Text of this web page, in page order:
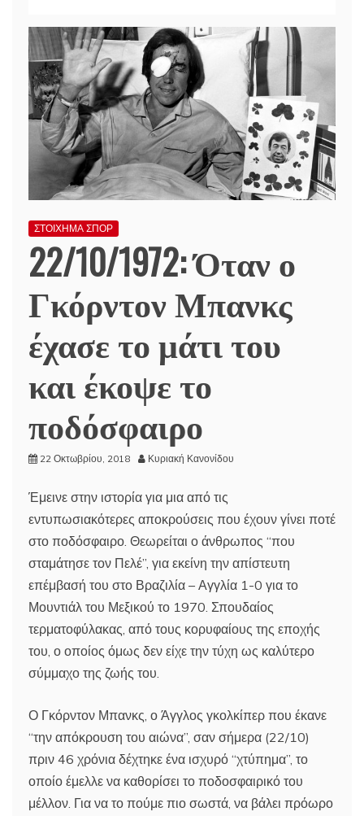
ΣΤΟΙΧΗΜΑ ΣΠΟΡ
22/10/1972: Όταν ο
Γκόρντον Μπανκς
έχασε το μάτι του
και έκοψε το
ποδόσφαιρο
22 Οκτωβρίου, 2018 Κυριακή Κανονίδου
Έμεινε στην ιστορία για μια από τις
εντυπωσιακότερες αποκρούσεις που έχουν γίνει ποτέ
στο ποδόσφαιρο. Θεωρείται ο άνθρωπος “που
σταμάτησε τον Πελέ”, για εκείνη την απίστευτη
επέμβασή του στο Βραζιλία – Αγγλία 1-0 για το
Μουντιάλ του Μεξικού το 1970. Σπουδαίος
τερματοφύλακας, από τους κορυφαίους της εποχής
του, ο οποίος όμως δεν είχε την τύχη ως καλύτερο
σύμμαχο της ζωής του.
Ο Γκόρντον Μπανκς, ο Άγγλος γκολκίπερ που έκανε
“την απόκρουση του αιώνα”, σαν σήμερα (22/10)
πριν 46 χρόνια δέχτηκε ένα ισχυρό “χτύπημα”, το
οποίο έμελλε να καθορίσει το ποδοσφαιρικό του
μέλλον. Για να το πούμε πιο σωστά, να βάλει πρόωρο